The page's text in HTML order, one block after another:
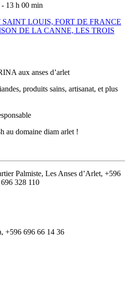
- 13 h 00 min
LOUIS, FORT DE FRANCE
DE LA CANNE, LES TROIS
aux anses d’arlet
produits sains, artisanat, et plus
au domaine diam arlet !
Palmiste, Les Anses d’Arlet, +596
696 328 110
+596 696 66 14 36